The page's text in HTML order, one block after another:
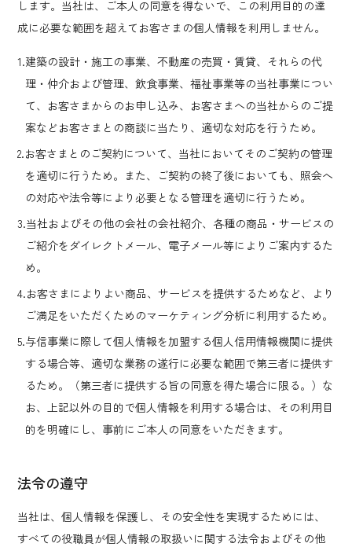
します。当社は、ご本人の同意を得ないで、この利用目的の達
成に必要な範囲を超えてお客さまの個人情報を利用しません。
1.建築の設計・施工の事業、不動産の売買・賃貸、それらの代
理・仲介および管理、飲食事業、福祉事業等の当社事業につい
て、お客さまからのお申し込み、お客さまへの当社からのご提
案などお客さまとの商談に当たり、適切な対応を行うため。
2.お客さまとのご契約について、当社においてそのご契約の管理
を適切に行うため。また、ご契約の終了後においても、照会へ
の対応や法令等により必要となる管理を適切に行うため。
3.当社およびその他の会社の会社紹介、各種の商品・サービスの
ご紹介をダイレクトメール、電子メール等によりご案内するた
め。
4.お客さまによりよい商品、サービスを提供するためなど、より
ご満足をいただくためのマーケティング分析に利用するため。
5.与信事業に際して個人情報を加盟する個人信用情報機関に提供
する場合等、適切な業務の遂行に必要な範囲で第三者に提供す
るため。（第三者に提供する旨の同意を得た場合に限る。）な
お、上記以外の目的で個人情報を利用する場合は、その利用目
的を明確にし、事前にご本人の同意をいただきます。
法令の遵守
当社は、個人情報を保護し、その安全性を実現するためには、
すべての役職員が個人情報の取扱いに関する法令およびその他